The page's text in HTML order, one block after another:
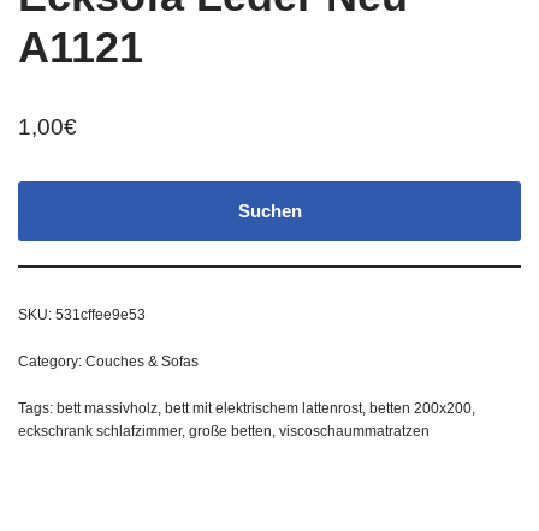
A1121
1,00€
Suchen
SKU: 531cffee9e53
Category: Couches & Sofas
Tags: bett massivholz bett mit elektrischem lattenrost betten 200x200
eckschrank schlafzimmer, große betten viscoschaummatratzen